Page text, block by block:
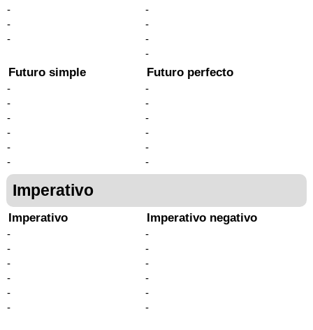
-
-
-
-
-
-
-
Futuro simple
-
-
-
-
-
-
Futuro perfecto
-
-
-
-
-
-
Imperativo
Imperativo
-
-
-
-
-
-
Imperativo negativo
-
-
-
-
-
-